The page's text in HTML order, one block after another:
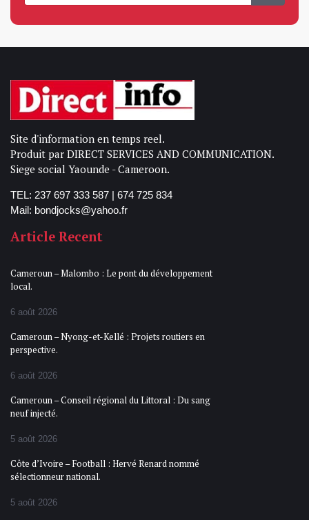
Site d'information en temps reel.
Produit par DIRECT SERVICES AND COMMUNICATION.
Siege social Yaounde - Cameroon.
TEL: 237 697 333 587 | 674 725 834
Mail: bondjocks@yahoo.fr
Article Recent
Cameroun – Malombo : Le pont du développement
local.
6 août 2026
Cameroun – Nyong-et-Kellé : Projets routiers en
perspective.
6 août 2026
Cameroun – Conseil régional du Littoral : Du sang
neuf injecté.
5 août 2026
Côte d’Ivoire – Football : Hervé Renard nommé
sélectionneur national.
5 août 2026